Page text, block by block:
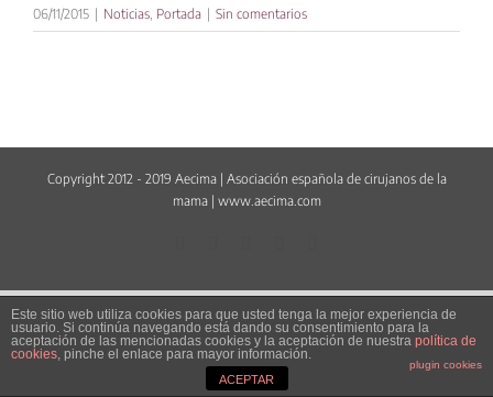
06/11/2015 | Noticias, Portada | Sin comentarios
Copyright 2012 - 2019 Aecima | Asociación española de cirujanos de la
mama | www.aecima.com
Este sitio web utiliza cookies para que usted tenga la mejor experiencia de
usuario. Si continúa navegando está dando su consentimiento para la
aceptación de las mencionadas cookies y la aceptación de nuestra política de
cookies, pinche el enlace para mayor información.
plugin cookies
ACEPTAR